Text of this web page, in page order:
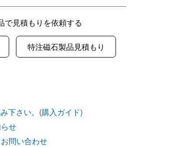
で見積もりを依頼する
特注磁石製品見積もり
下さい。(購入ガイド)
せ
問い合わせ